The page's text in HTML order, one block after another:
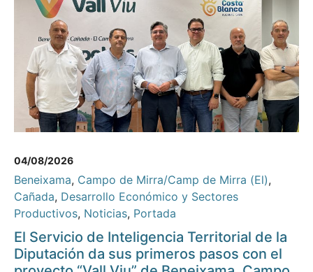
04/08/2026
Beneixama, Campo de Mirra/Camp de Mirra (El),
Cañada, Desarrollo Económico y Sectores
Productivos, Noticias, Portada
El Servicio de Inteligencia Territorial de la
Diputación da sus primeros pasos con el